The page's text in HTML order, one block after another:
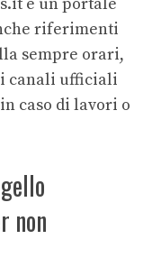
è un portale
riferimenti
sempre orari,
canali ufficiali
caso di lavori o
non